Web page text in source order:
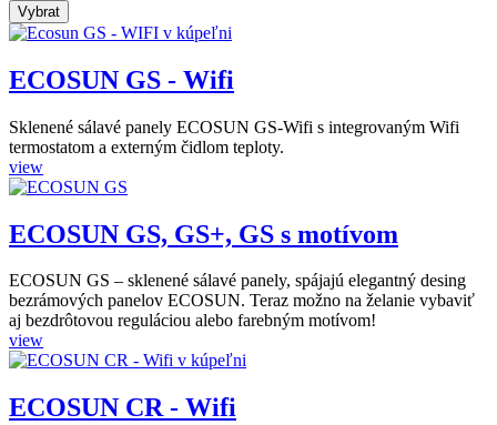
ECOSUN GS - Wifi
Sklenené sálavé panely ECOSUN GS-Wifi s integrovaným Wifi
termostatom a externým čidlom teploty.
view
ECOSUN GS, GS+, GS s motívom
ECOSUN GS – sklenené sálavé panely, spájajú elegantný desing
bezrámových panelov ECOSUN. Teraz možno na želanie vybaviť
aj bezdrôtovou reguláciou alebo farebným motívom!
view
ECOSUN CR - Wifi